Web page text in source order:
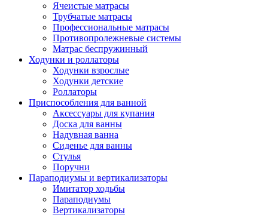
Ячеистые матрасы
Трубчатые матрасы
Профессиональные матрасы
Противопролежневые системы
Матрас беспружинный
Ходунки и роллаторы
Ходунки взрослые
Ходунки детские
Роллаторы
Приспособления для ванной
Аксессуары для купания
Доска для ванны
Надувная ванна
Сиденье для ванны
Стулья
Поручни
Параподиумы и вертикализаторы
Имитатор ходьбы
Параподиумы
Вертикализаторы